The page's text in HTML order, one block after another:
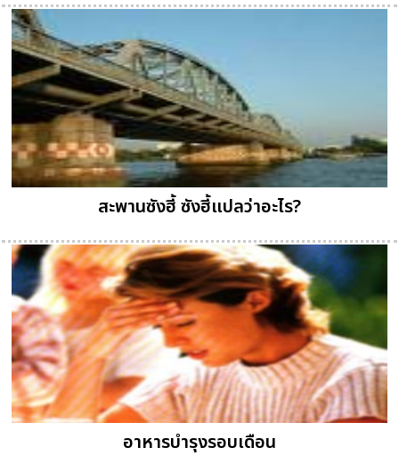
สะพานซังฮี้ ซังฮี้แปลว่าอะไร?
อาหารบำรุงรอบเดือน